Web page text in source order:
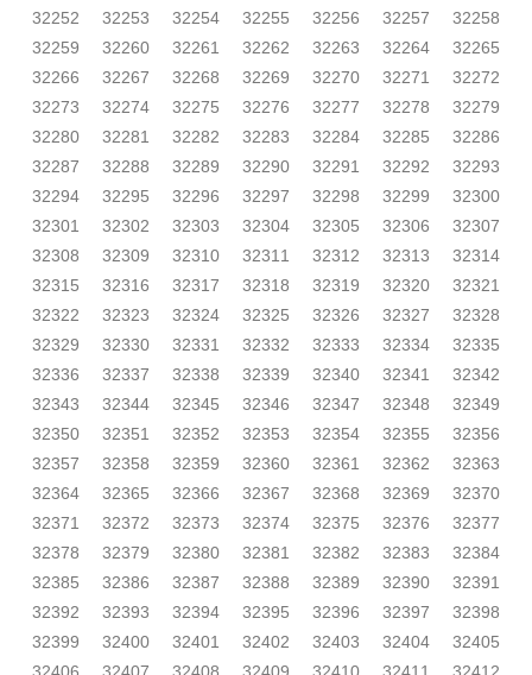
32252
32253 32254 32255 32256 32257
32258
32259
32260 32261 32262 32263 32264
32265
32266
32267 32268 32269 32270 32271
32272
32273
32274 32275 32276 32277 32278
32279
32280
32281 32282 32283 32284 32285
32286
32287
32288 32289 32290 32291 32292
32293
32294
32295 32296 32297 32298 32299
32300
32301
32302 32303 32304 32305 32306
32307
32308
32309 32310 32311 32312 32313
32314
32315
32316 32317 32318 32319 32320
32321
32322
32323 32324 32325 32326 32327
32328
32329
32330 32331 32332 32333 32334
32335
32336
32337 32338 32339 32340 32341
32342
32343
32344 32345 32346 32347 32348
32349
32350
32351 32352 32353 32354 32355
32356
32357
32358 32359 32360 32361 32362
32363
32364
32365 32366 32367 32368 32369
32370
32371
32372 32373 32374 32375 32376
32377
32378
32379 32380 32381 32382 32383
32384
32385
32386 32387 32388 32389 32390
32391
32392
32393 32394 32395 32396 32397
32398
32399
32400 32401 32402 32403 32404
32405